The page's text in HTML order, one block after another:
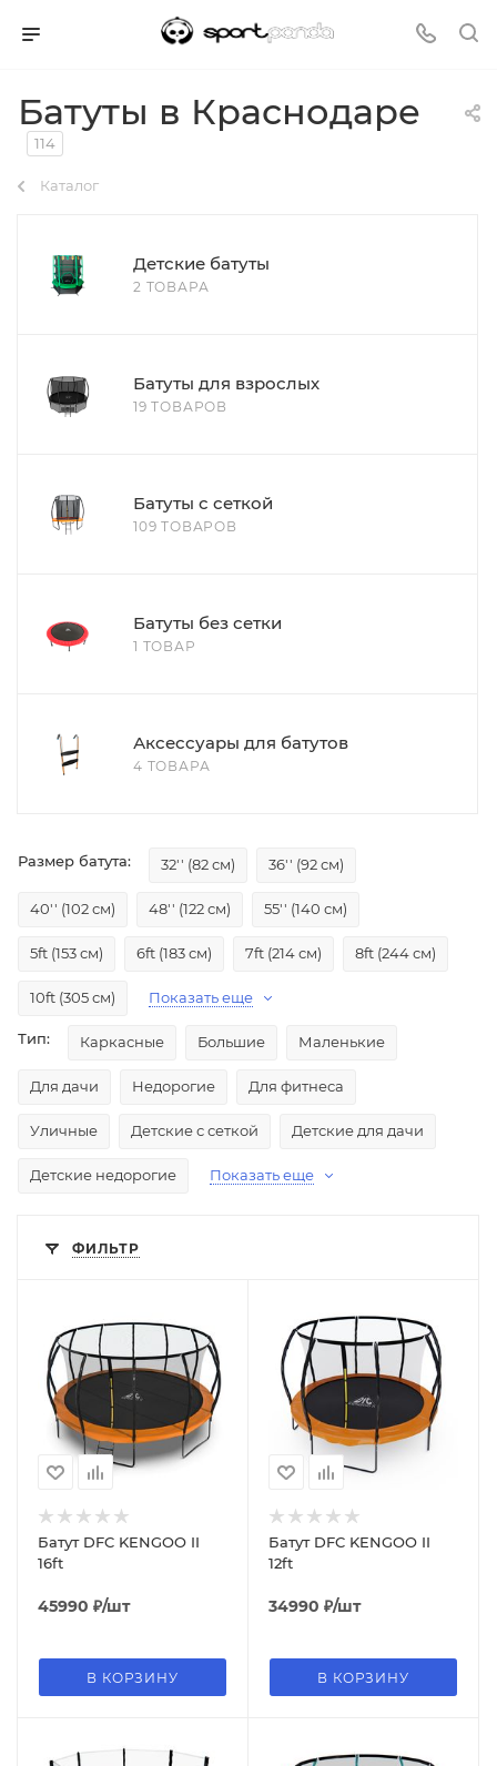
Батуты в Краснодаре
114
Каталог
Детские батуты
2 ТОВАРА
Батуты для взрослых
19 ТОВАРОВ
Батуты с сеткой
109 ТОВАРОВ
Батуты без сетки
1 ТОВАР
Аксессуары для батутов
4 ТОВАРА
Размер батута: 32'' (82 см) 36'' (92 см)
40'' (102 см) 48'' (122 см) 55'' (140 см)
5ft (153 см) 6ft (183 см) 7ft (214 см) 8ft (244 см)
10ft (305 см) Показать еще
Тип: Каркасные Большие Маленькие
Для дачи Недорогие Для фитнеса
Уличные Детские с сеткой Детские для дачи
Детские недорогие Показать еще
ФИЛЬТР
Батут DFC KENGOO II
16ft
45990 ₽/шт
В КОРЗИНУ
Батут DFC KENGOO II
12ft
34990 ₽/шт
В КОРЗИНУ